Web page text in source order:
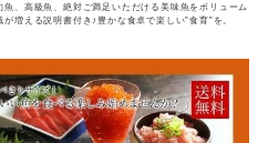
、高級魚、絶対ご満足いただける美味魚をボリューム
増える説明書付き♪豊かな食卓で楽しい”食育”を。